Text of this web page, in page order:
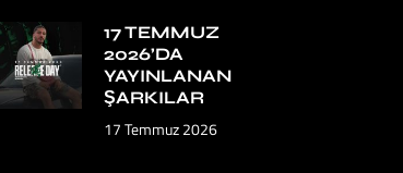
17 TEMMUZ
2026’DA
YAYINLANAN
ŞARKILAR
17 Temmuz 2026